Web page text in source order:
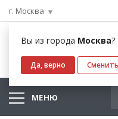
г. Москва
Вы из города Москва?
Да, верно
МЕНЮ